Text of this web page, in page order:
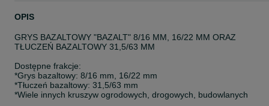
OPIS
GRYS BAZALTOWY "BAZALT" 8/16 MM, 16/22 MM ORAZ
TŁUCZEŃ BAZALTOWY 31,5/63 MM
Dostępne frakcje:
*Grys bazaltowy: 8/16 mm, 16/22 mm
*Tłuczeń bazaltowy: 31,5/63 mm
*Wiele innych kruszyw ogrodowych, drogowych, budowlanych